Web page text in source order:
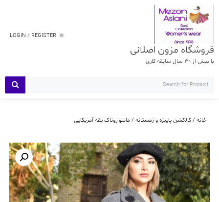
Skip
content
فروشگاه مزون اصلانی
با بیش از 30 سال سابقه کاری
LOGIN / REGISTER
خانه/کالکشن پاییزه و زمستانه/ مانتو روناک یقه آمریکایی